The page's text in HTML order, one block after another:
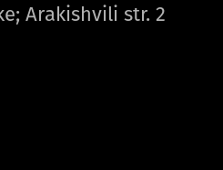
Arakishvili str. 2